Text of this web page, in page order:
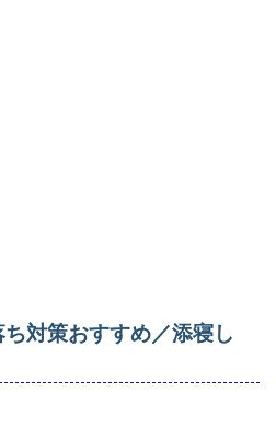
対策おすすめ／添寝し